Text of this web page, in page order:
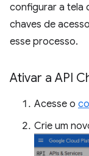
configurar a tela
chaves de
esse processo.
Ativar a API
Acesse o
Crie um